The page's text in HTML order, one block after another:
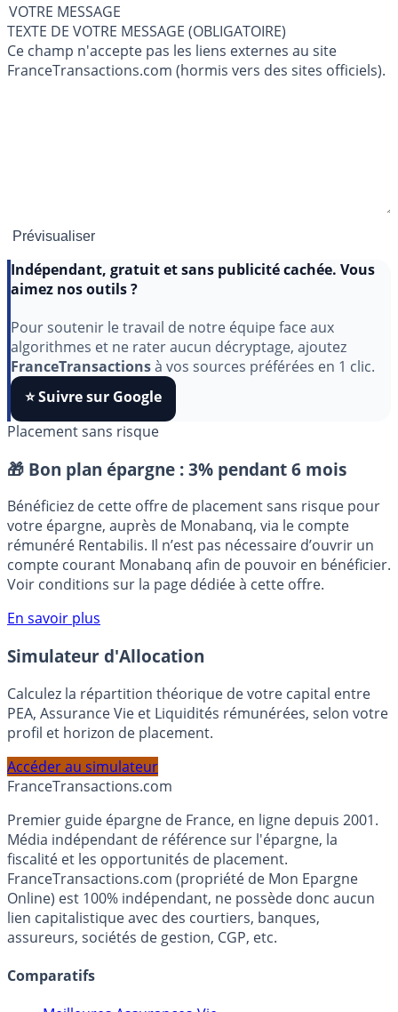
VOTRE MESSAGE
TEXTE DE VOTRE MESSAGE (OBLIGATOIRE)
Ce champ n'accepte pas les liens externes au site
FranceTransactions.com (hormis vers des sites officiels).
aimez nos outils ?
Pour soutenir le travail de notre équipe face aux
algorithmes et ne rater aucun décryptage, ajoutez
FranceTransactionsà vos sources préférées en 1 clic.
⭐️ Suivre sur Google
Placement sans risque
🎁 Bon plan épargne : 3% pendant 6 mois
Bénéficiez de cette offre de placement sans risque pour
votre épargne, auprès de Monabanq, via le compte
rémunéré Rentabilis. Il n’est pas nécessaire d’ouvrir un
Voir conditions sur la page dédiée à cette offre.
En savoir plus
Simulateur d'Allocation
Calculez la répartition théorique de votre capital entre
PEA, Assurance Vie et Liquidités rémunérées, selon votre
profil et horizon de placement.
FranceTransactions.com
Premier guide épargne de France, en ligne depuis 2001.
Média indépendant de référence sur l'épargne, la
fiscalité et les opportunités de placement.
FranceTransactions.com (propriété de Mon Epargne
Online) est 100% indépendant, ne possède donc aucun
lien capitalistique avec des courtiers, banques,
assureurs, sociétés de gestion, CGP, etc.